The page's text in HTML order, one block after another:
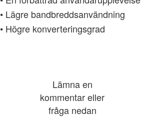
• Lägre bandbreddsanvändning
• Högre konverteringsgrad
Lämna en
kommentar eller
fråga nedan